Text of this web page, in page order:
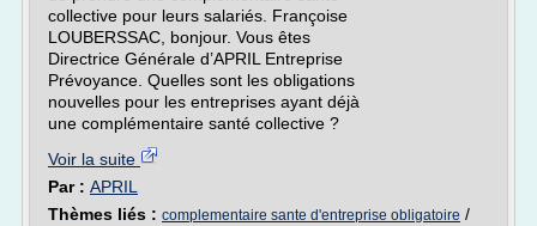
collective pour leurs salariés. Françoise
LOUBERSSAC, bonjour. Vous êtes
Directrice Générale d’APRIL Entreprise
Prévoyance. Quelles sont les obligations
nouvelles pour les entreprises ayant déjà
une complémentaire santé collective ?
Voir la suite
Par : APRIL
Thèmes liés : complementaire sante d'entreprise obligatoire /